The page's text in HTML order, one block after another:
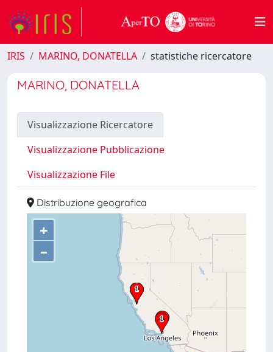
IRIS MARINO, DONATELLA statistiche ricercatore
MARINO, DONATELLA
Visualizzazione Ricercatore
Visualizzazione Pubblicazione
Visualizzazione File
Distribuzione geografica
+
–